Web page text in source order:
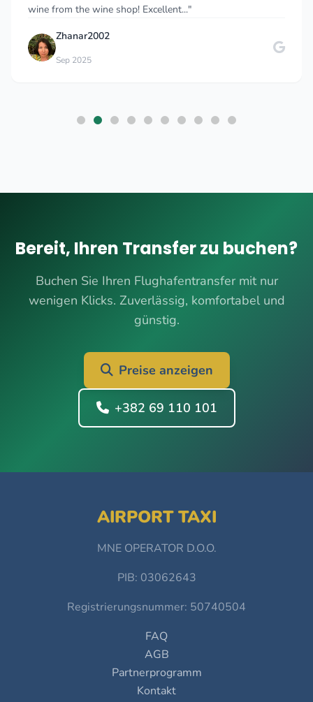
wine from the wine shop! Excellent..."
Zhanar2002
Sep 2025
Bereit, Ihren Transfer zu buchen?
Buchen Sie Ihren Flughafentransfer mit nur
wenigen Klicks. Zuverlässig, komfortabel und
günstig.
Preise anzeigen
+382 69 110 101
AIRPORT TAXI
MNE OPERATOR D.O.O.
PIB: 03062643
Registrierungsnummer: 50740504
FAQ
AGB
Partnerprogramm
Kontakt